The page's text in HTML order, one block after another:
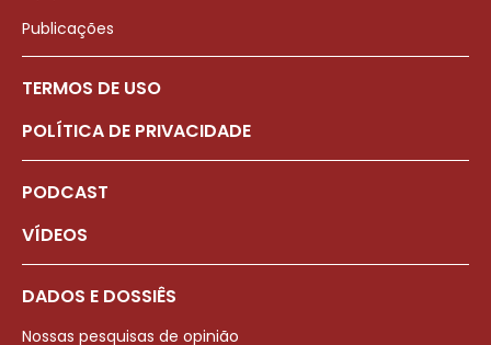
Publicações
TERMOS DE USO
POLÍTICA DE PRIVACIDADE
PODCAST
VÍDEOS
DADOS E DOSSIÊS
Nossas pesquisas de opinião